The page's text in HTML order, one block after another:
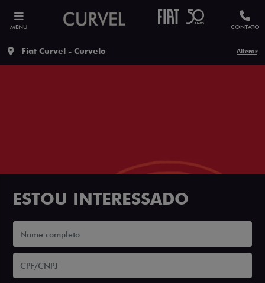
MENU CONTATO
Fiat Curvel - Curvelo Alterar
ESTOU INTERESSADO